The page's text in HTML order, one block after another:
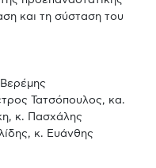
και τη σύσταση του
Τατσόπουλος, κα.
κ. Πασχάλης
κ. Ευάνθης